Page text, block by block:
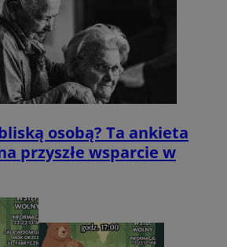
osobą? Ta ankieta
przyszłe wsparcie w